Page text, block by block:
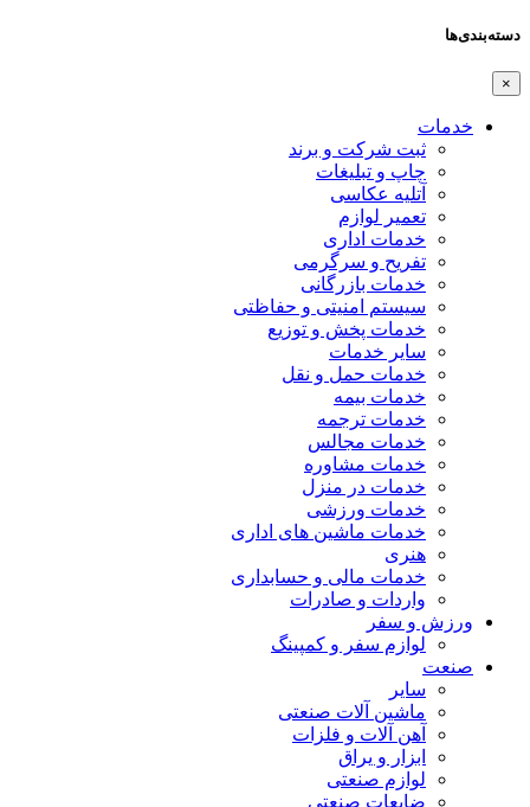
دسته‌بندی‌ها
×
خدمات
ثبت شرکت و برند
چاپ و تبلیغات
آتلیه عکاسی
تعمیر لوازم
خدمات اداری
تفریح و سرگرمی
خدمات بازرگانی
سیستم امنیتی و حفاظتی
خدمات پخش و توزیع
سایر خدمات
خدمات حمل و نقل
خدمات بیمه
خدمات ترجمه
خدمات مجالس
خدمات مشاوره
خدمات در منزل
خدمات ورزشی
خدمات ماشین های اداری
هنری
خدمات مالی و حسابداری
واردات و صادرات
ورزش و سفر
لوازم سفر و کمپینگ
صنعت
سایر
ماشین آلات صنعتی
آهن آلات و فلزات
ابزار و یراق
لوازم صنعتی
ضایعات صنعتی